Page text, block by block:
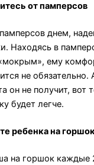
от памперсов
днем,
Находясь в
ему
не обязательно.
он не получит, вот
будет легче.
ребенка на
на горшок каждые